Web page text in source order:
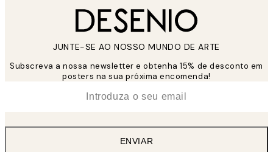
JUNTE-SE AO NOSSO MUNDO DE ARTE
Subscreva a nossa newsletter e obtenha 15% de desconto em
posters na sua próxima encomenda!
ENVIAR